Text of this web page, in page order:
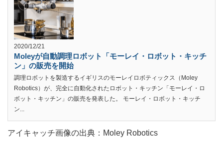
2020/12/21
Moleyが自動調理ロボット「モーレイ・ロボット・キッチ
ン」の販売を開始
調理ロボットを製造するイギリスのモーレイロボティックス（Moley
Robotics）が、完全に自動化されたロボット・キッチン「モーレイ・ロ
ボット・キッチン」の販売を発表した。 モーレイ・ロボット・キッチ
ン...
アイキャッチ画像の出典：Moley Robotics